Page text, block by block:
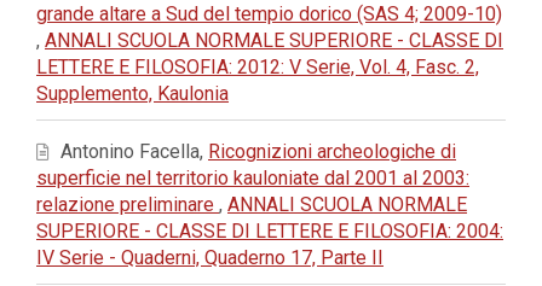
grande altare a Sud del tempio dorico (SAS 4; 2009-10)
, ANNALI SCUOLA NORMALE SUPERIORE - CLASSE DI
LETTERE E FILOSOFIA: 2012: V Serie, Vol. 4, Fasc. 2,
Supplemento, Kaulonia
Antonino Facella, Ricognizioni archeologiche di
superficie nel territorio kauloniate dal 2001 al 2003:
relazione preliminare , ANNALI SCUOLA NORMALE
SUPERIORE - CLASSE DI LETTERE E FILOSOFIA: 2004:
IV Serie - Quaderni, Quaderno 17, Parte II